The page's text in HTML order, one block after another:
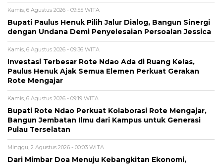
Kamis, 6 Agustus 2026 - 09:55 WITA
Bupati Paulus Henuk Pilih Jalur Dialog, Bangun Sinergi
dengan Undana Demi Penyelesaian Persoalan Jessica
Kamis, 6 Agustus 2026 - 09:36 WITA
Investasi Terbesar Rote Ndao Ada di Ruang Kelas,
Paulus Henuk Ajak Semua Elemen Perkuat Gerakan
Rote Mengajar
Kamis, 6 Agustus 2026 - 09:19 WITA
Bupati Rote Ndao Perkuat Kolaborasi Rote Mengajar,
Bangun Jembatan Ilmu dari Kampus untuk Generasi
Pulau Terselatan
Minggu, 2 Agustus 2026 - 00:03 WITA
Dari Mimbar Doa Menuju Kebangkitan Ekonomi,